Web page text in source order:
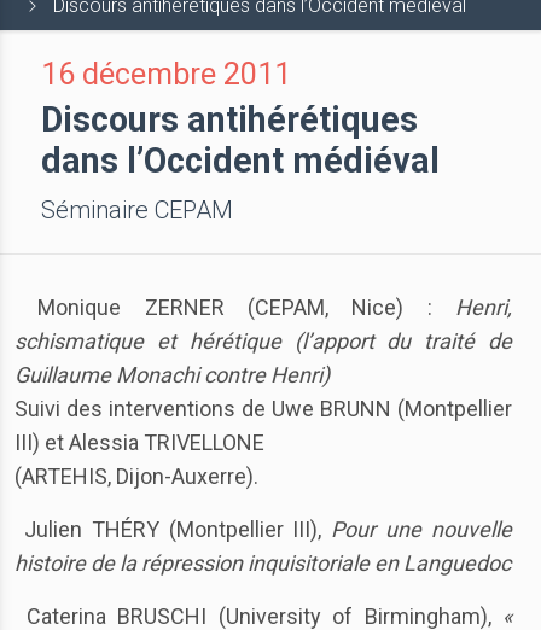
Discours antihérétiques dans l’Occident médiéval
16 décembre 2011
Discours antihérétiques
dans l’Occident médiéval
Séminaire CEPAM
Monique ZERNER (CEPAM, Nice) : Henri,
schismatique et hérétique (l’apport du traité de
Guillaume Monachi contre Henri)
Suivi des interventions de Uwe BRUNN (Montpellier
III) et Alessia TRIVELLONE
(ARTEHIS, Dijon-Auxerre).
Julien THÉRY (Montpellier III), Pour une nouvelle
histoire de la répression inquisitoriale en Languedoc
Caterina BRUSCHI (University of Birmingham), «